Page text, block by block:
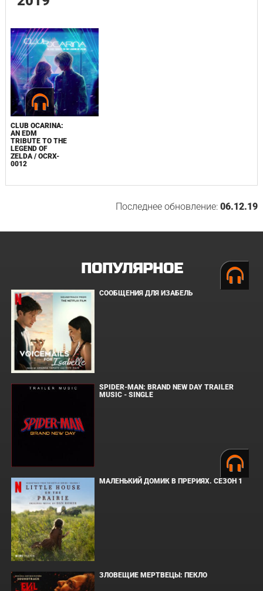
CLUB OCARINA:
AN EDM
TRIBUTE TO THE
LEGEND OF
ZELDA / OCRX-
0012
Последнее обновление:06.12.19
ПОПУЛЯРНОЕ
СООБЩЕНИЯ ДЛЯ ИЗАБЕЛЬ
SPIDER-MAN: BRAND NEW DAY TRAILER
MUSIC - SINGLE
МАЛЕНЬКИЙ ДОМИК В ПРЕРИЯХ. СЕЗОН 1
ЗЛОВЕЩИЕ МЕРТВЕЦЫ: ПЕКЛО